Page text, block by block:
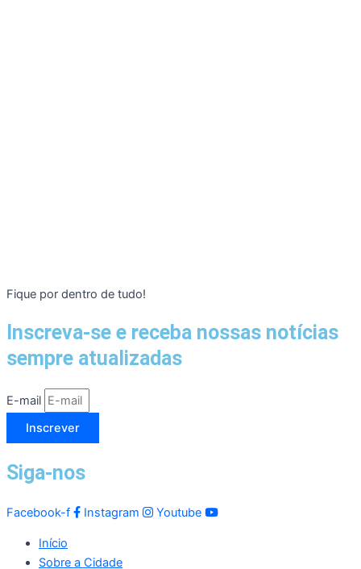
Fique por dentro de tudo!
Inscreva-se e receba nossas notícias
sempre atualizadas
E-mail
Inscrever
Siga-nos
Facebook-f Instagram Youtube
Início
Sobre a Cidade